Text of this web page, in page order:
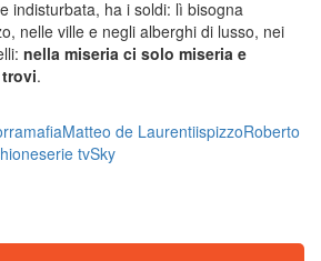
indisturbata, ha i soldi: lì bisogna
nelle ville e negli alberghi di lusso, nei
nella miseria ci solo miseria e
.
mafiaMatteo de LaurentiispizzoRoberto
serie tvSky